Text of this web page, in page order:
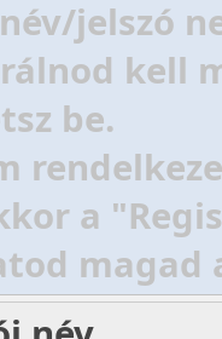
jelszó
kell
be.
a
magad